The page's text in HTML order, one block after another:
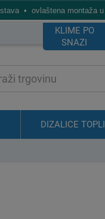
• ovlaštena montaža
KLIME PO
SNAZI
DIZALICE